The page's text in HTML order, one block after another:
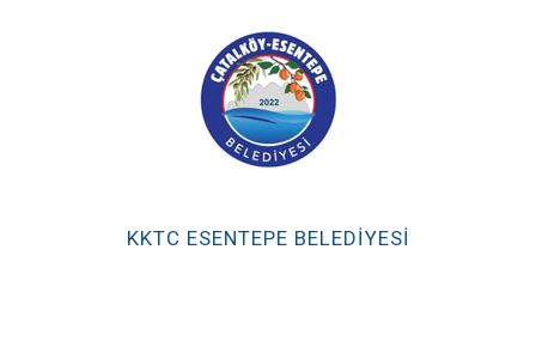
KKTC ESENTEPE BELEDİYESİ